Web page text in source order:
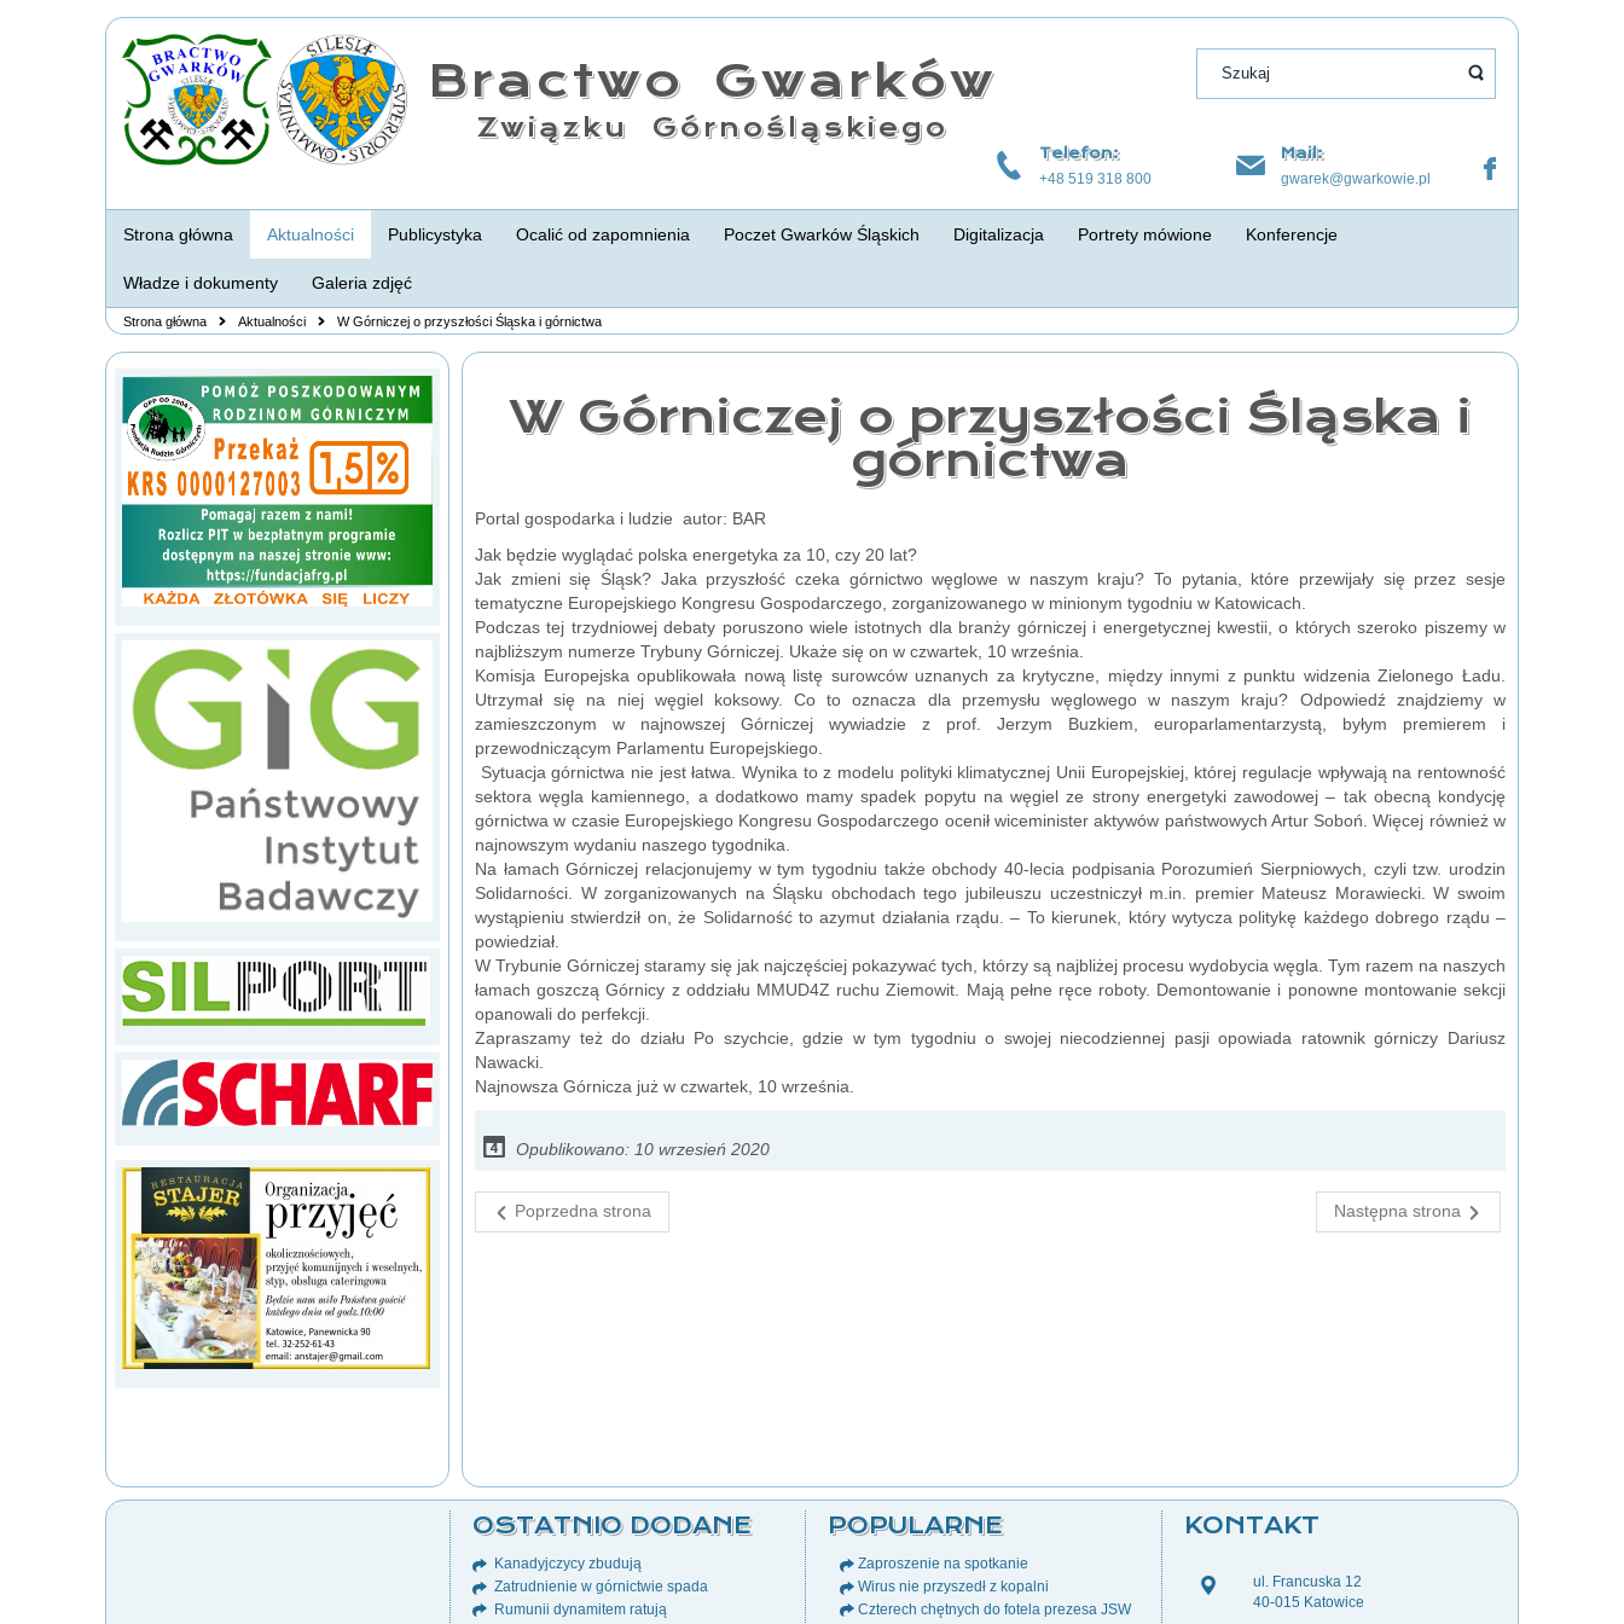
Bractwo Gwarków
Związku Górnośląskiego
Telefon:
+48 519 318 800
Mail:
gwarek@gwarkowie.pl
Strona główna Aktualności Publicystyka Ocalić od zapomnienia Poczet Gwarków Śląskich Digitalizacja Portrety mówione Konferencje
Władze i dokumenty Galeria zdjęć
Strona główna Aktualności W Górniczej o przyszłości Śląska i górnictwa
W Górniczej o przyszłości Śląska i
górnictwa
Portal gospodarka i ludzie autor: BAR
Jak będzie wyglądać polska energetyka za 10, czy 20 lat?
Jak zmieni się Śląsk? Jaka przyszłość czeka górnictwo węglowe w naszym kraju? To pytania, które przewijały się przez sesje
tematyczne Europejskiego Kongresu Gospodarczego, zorganizowanego w minionym tygodniu w Katowicach.
Podczas tej trzydniowej debaty poruszono wiele istotnych dla branży górniczej i energetycznej kwestii, o których szeroko piszemy w
najbliższym numerze Trybuny Górniczej. Ukaże się on w czwartek, 10 września.
Komisja Europejska opublikowała nową listę surowców uznanych za krytyczne, między innymi z punktu widzenia Zielonego Ładu.
Utrzymał się na niej węgiel koksowy. Co to oznacza dla przemysłu węglowego w naszym kraju? Odpowiedź znajdziemy w
zamieszczonym w najnowszej Górniczej wywiadzie z prof. Jerzym Buzkiem, europarlamentarzystą, byłym premierem i
przewodniczącym Parlamentu Europejskiego.
Sytuacja górnictwa nie jest łatwa. Wynika to z modelu polityki klimatycznej Unii Europejskiej, której regulacje wpływają na rentowność
sektora węgla kamiennego, a dodatkowo mamy spadek popytu na węgiel ze strony energetyki zawodowej – tak obecną kondycję
górnictwa w czasie Europejskiego Kongresu Gospodarczego ocenił wiceminister aktywów państwowych Artur Soboń. Więcej również w
najnowszym wydaniu naszego tygodnika.
Na łamach Górniczej relacjonujemy w tym tygodniu także obchody 40-lecia podpisania Porozumień Sierpniowych, czyli tzw. urodzin
Solidarności. W zorganizowanych na Śląsku obchodach tego jubileuszu uczestniczył m.in. premier Mateusz Morawiecki. W swoim
wystąpieniu stwierdził on, że Solidarność to azymut działania rządu. – To kierunek, który wytycza politykę każdego dobrego rządu –
powiedział.
W Trybunie Górniczej staramy się jak najczęściej pokazywać tych, którzy są najbliżej procesu wydobycia węgla. Tym razem na naszych
łamach goszczą Górnicy z oddziału MMUD4Z ruchu Ziemowit. Mają pełne ręce roboty. Demontowanie i ponowne montowanie sekcji
opanowali do perfekcji.
Zapraszamy też do działu Po szychcie, gdzie w tym tygodniu o swojej niecodziennej pasji opowiada ratownik górniczy Dariusz
Nawacki.
Najnowsza Górnicza już w czwartek, 10 września.
Opublikowano: 10 wrzesień 2020
Poprzedna strona Następna strona
OSTATNIO DODANE
Kanadyjczycy zbudują
Zatrudnienie w górnictwie spada
Rumunii dynamitem ratują
POPULARNE
Zaproszenie na spotkanie
Wirus nie przyszedł z kopalni
Czterech chętnych do fotela prezesa JSW
KONTAKT
ul. Francuska 12
40-015 Katowice